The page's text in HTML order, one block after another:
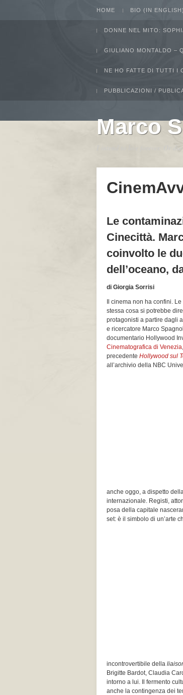
HOME BIO (IN ENGLISH)
DONNE NEL MITO:
GIULIANO MONTALDO –
NE HO FATTE DI TUTTI I
PUBBLICAZIONI /
Marco
Le
Cinecittà.
coinvolto le
dell’oceano,
di Giorgia Sorrisi
Il cinema non ha confini.
stessa cosa si potrebbe
protagonisti a partire dagli
e ricercatore Marco
documentario Hollywood
Cinematografica di Venezia
precedente Hollywood sul
all’archivio della NBC
anche oggo, a dispetto
internazionale. Registi,
posa della capitale
set: è il simbolo di un’arte
incontrovertibile della
Brigitte Bardot, Claudia
intorno a lui. Il fermento
anche la contingenza dei